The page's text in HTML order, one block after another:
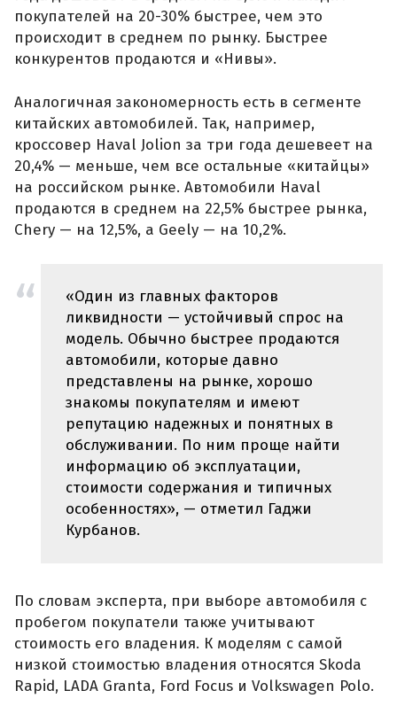
покупателей на 20-30% быстрее, чем это
происходит в среднем по рынку. Быстрее
конкурентов продаются и «Нивы».
Аналогичная закономерность есть в сегменте
китайских автомобилей. Так, например,
кроссовер Haval Jolion за три года дешевеет на
20,4% — меньше, чем все остальные «китайцы»
на российском рынке. Автомобили Haval
продаются в среднем на 22,5% быстрее рынка,
Chery — на 12,5%, а Geely — на 10,2%.
«Один из главных факторов
ликвидности — устойчивый спрос на
модель. Обычно быстрее продаются
автомобили, которые давно
представлены на рынке, хорошо
знакомы покупателям и имеют
репутацию надежных и понятных в
обслуживании. По ним проще найти
информацию об эксплуатации,
стоимости содержания и типичных
особенностях», — отметил Гаджи
Курбанов.
По словам эксперта, при выборе автомобиля с
пробегом покупатели также учитывают
стоимость его владения. К моделям с самой
низкой стоимостью владения относятся Skoda
Rapid, LADA Granta, Ford Focus и Volkswagen Polo.